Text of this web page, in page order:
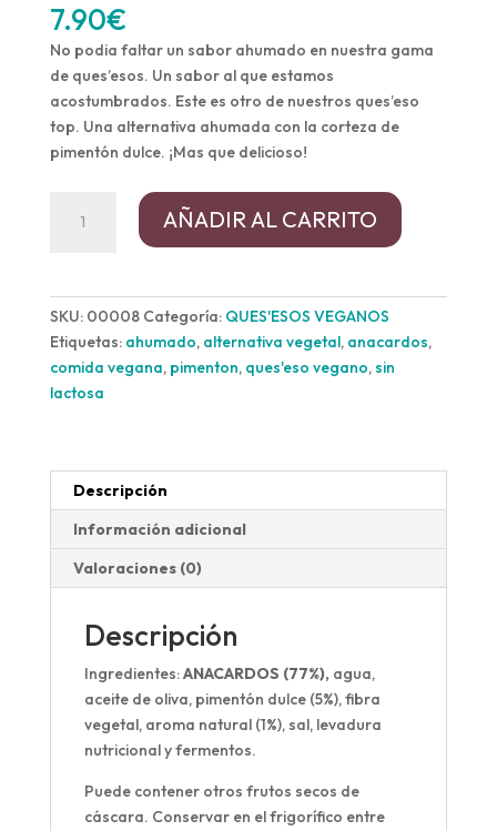
7.90€
No podia faltar un sabor ahumado en nuestra gama
de ques’esos. Un sabor al que estamos
acostumbrados. Este es otro de nuestros ques’eso
top. Una alternativa ahumada con la corteza de
pimentón dulce. ¡Mas que delicioso!
Vegano
AÑADIR AL CARRITO
SKU: 00008 Categoría: QUES'ESOS VEGANOS
Etiquetas: ahumado, alternativa vegetal, anacardos,
comida vegana, pimenton, ques'eso vegano,sin
lactosa
Descripción
Información adicional
Valoraciones (0)
Descripción
Ingredientes:ANACARDOS (77%), agua,
aceite de oliva, pimentón dulce (5%), fibra
vegetal, aroma natural (1%), sal, levadura
nutricional y fermentos.
Puede contener otros frutos secos de
cáscara. Conservar en el frigorífico entre